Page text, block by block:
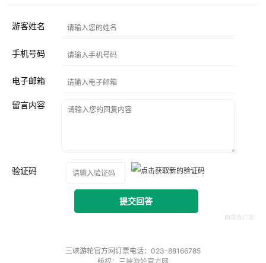
游客姓名
手机号码
电子邮箱
留言内容
验证码
提交回答
三峡游轮官方网订票电话：023-88166785